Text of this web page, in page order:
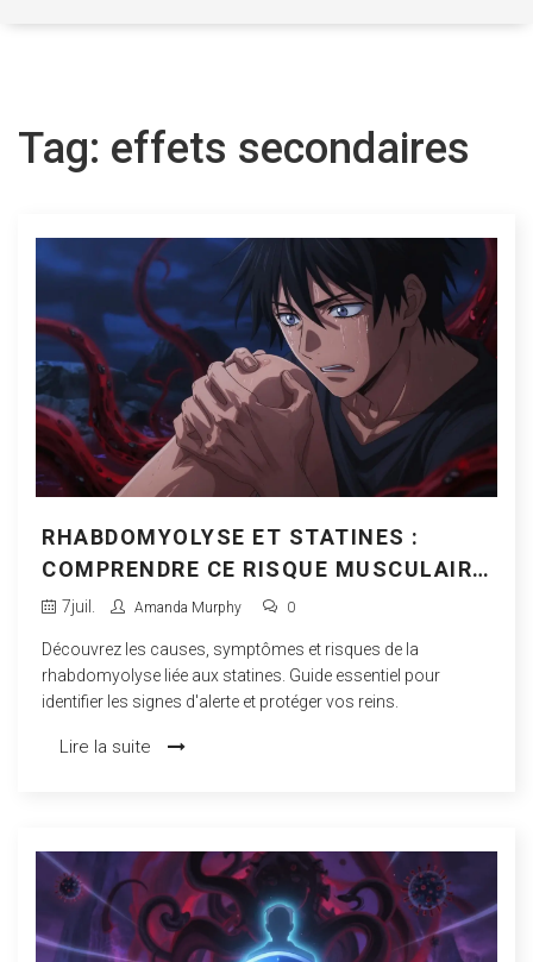
Tag: effets secondaires
RHABDOMYOLYSE ET STATINES :
COMPRENDRE CE RISQUE MUSCULAIRE
RARE MAIS GRAVE
7juil. Amanda Murphy 0
Découvrez les causes, symptômes et risques de la
rhabdomyolyse liée aux statines. Guide essentiel pour
identifier les signes d'alerte et protéger vos reins.
Lire la suite